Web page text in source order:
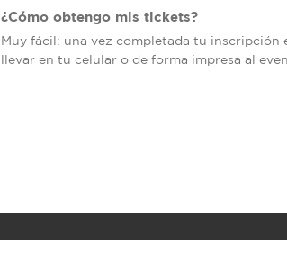
¿Cómo obtengo mis tickets?
Muy fácil: una vez completada tu inscripción
llevar en tu celular o de forma impresa al